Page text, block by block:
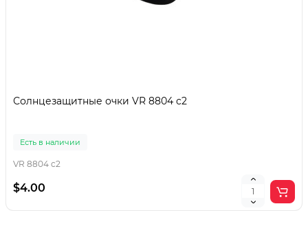
Солнцезащитные очки VR 8804 c2
Есть в наличии
VR 8804 c2
$4.00